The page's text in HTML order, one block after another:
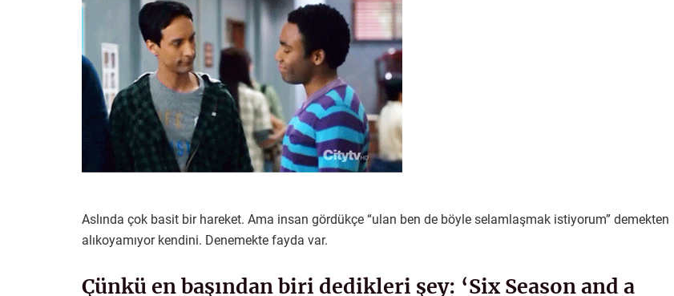
Aslında çok basit bir hareket. Ama insan gördükçe “ulan ben de böyle selamlaşmak istiyorum” demekten
alıkoyamıyor kendini. Denemekte fayda var.
Çünkü en başından biri dedikleri şey: ‘Six Season and a